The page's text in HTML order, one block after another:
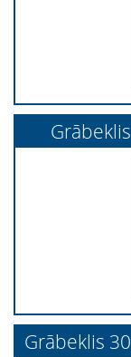
Grābeklis